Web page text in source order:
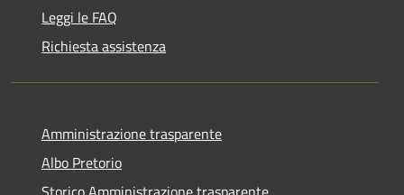
Leggi le FAQ
Richiesta assistenza
Amministrazione trasparente
Albo Pretorio